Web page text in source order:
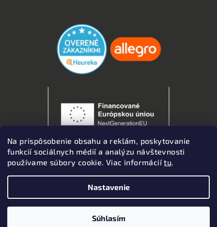
Na prispôsobenie obsahu a reklám, poskytovanie
funkcií sociálnych médií a analýzu návštevnosti
používame súbory cookie. Viac informáciítu.
Nastavenie
Súhlasím